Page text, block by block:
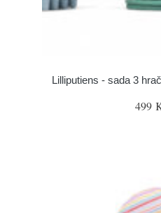
Lilliputiens - sada 3
499